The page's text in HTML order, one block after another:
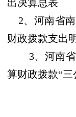
出决算总表
2、河南省南
财政拨款支出
3、河南
算财政拨款“三